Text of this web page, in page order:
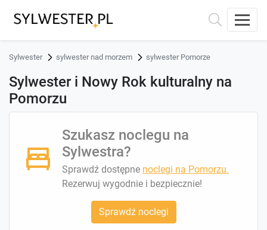
Sylwester sylwester nad morzem sylwester Pomorze
Sylwester i Nowy Rok kulturalny na
Pomorzu
Szukasz noclegu na
Sylwestra?
Sprawdź dostępne noclegi na Pomorzu.
Rezerwuj wygodnie i bezpiecznie!
Sprawdź noclegi